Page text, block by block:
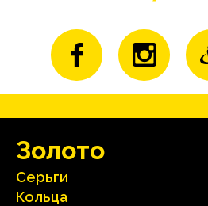
Зoлoтo
Серьги
Кольца